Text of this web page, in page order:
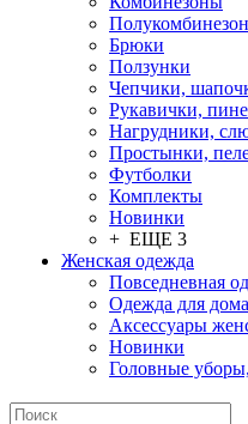
Брюки
Ползунки
Чепчики,
Рукавички,
Нагрудники,
Простынки,
Футболки
Комплекты
Новинки
+ ЕЩЕ 3
Женская одежда
Повседневная
Одежда для дома
Аксессуары
Новинки
Головные